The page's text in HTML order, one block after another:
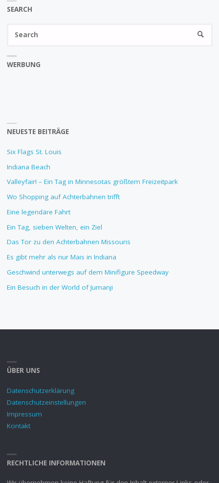
SEARCH
WERBUNG
NEUESTE BEITRÄGE
Six Flags St. Louis
Indiana Beach
Valleyfair! – Ein Tag in Minnesotas größtem Freizeitpark
Wo Shopping auf Achterbahnen trifft
Eine legendäre Fahrt
Ein Tag, sieben Welten, ein Ziel
Das Tor zu den Achterbahnen Missouris
Es gibt mehr als nur Mais in Indiana
Geschwind unterwegs auf dem Minifigure Speedway
Ein Besuch in der World of Jumanji
ÜBER UNS
Datenschutzerklärung
Datenschutzeinstellungen
Impressum
Kontakt
RECHTLICHE INFORMATIONEN